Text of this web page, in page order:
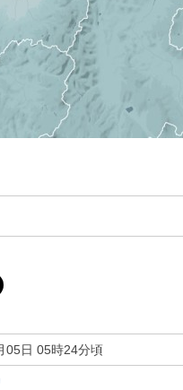
05日 05時24分頃